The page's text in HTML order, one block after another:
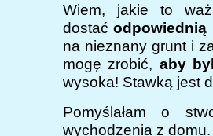
Wiem, jakie to
dostaćodpowiednią
na nieznany grunt i
mogę zrobić, aby
wysoka! Stawką jest
Pomyślałam o
wychodzenia z domu.